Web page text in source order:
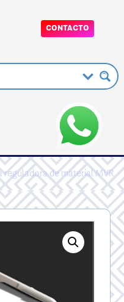
CONTACTO
reguladora de material MVR